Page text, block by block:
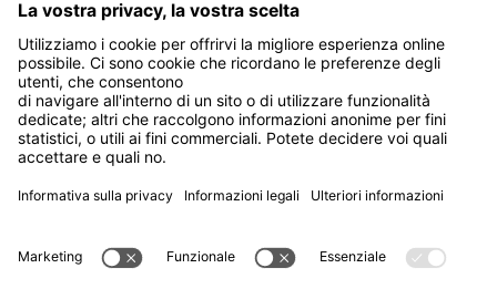
I nostri partner
Alta Badia Brand Soc. Cons. a r.l.
Impressum